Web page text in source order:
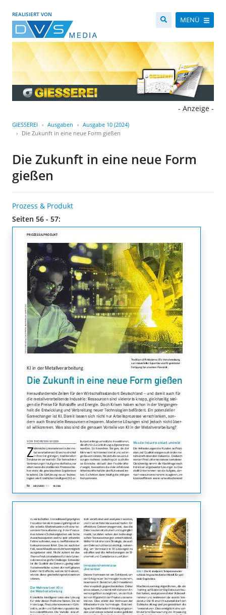
REALISIERT VON
MENÜ
- Anzeige -
GIESSEREI Ausgaben
Ausgabe 10 (2024)
Die Zukunft in eine neue Form gießen
Die Zukunft in eine neue Form
gießen
Prozess & Produkt
Seiten 56 - 57: